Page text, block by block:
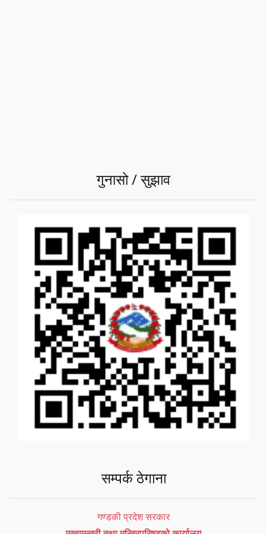
गुनासो / सुझाव
सम्पर्क ठेगाना
गण्डकी प्रदेश सरकार